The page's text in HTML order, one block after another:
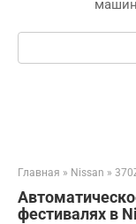
Поиск:
Главная » Nissan »
фестивалях в